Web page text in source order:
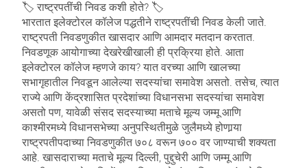
🏷 राष्ट्रपतींची निवड कशी होते? 🏷
भारतात इलेक्टोरल कॉलेज पद्धतीने राष्ट्रपतींची निवड केली जाते.
राष्ट्रपती निवडणुकीत खासदार आणि आमदार मतदान करतात.
निवडणूक आयोगाच्या देखरेखीखाली ही प्रक्रिया होते. आता
इलेक्टोरल कॉलेज म्हणजे काय? यात वरच्या आणि खालच्या
सभागृहातील निवडून आलेल्या सदस्यांचा समावेश असतो. तसेच, त्यात
राज्ये आणि केंद्रशासित प्रदेशांच्या विधानसभा सदस्यांचा समावेश
असतो पण, यावेळी संसद सदस्याच्या मताचे मूल्य जम्मू आणि
काश्मीरमध्ये विधानसभेच्या अनुपस्थितीमुळे जुलैमध्ये होणार्‍या
राष्ट्रपतीपदाच्या निवडणुकीत ७०८ वरून ७०० वर जाण्याची शक्यता
आहे. खासदाराच्या मताचे मूल्य दिल्ली, पुद्दुचेरी आणि जम्मू आणि